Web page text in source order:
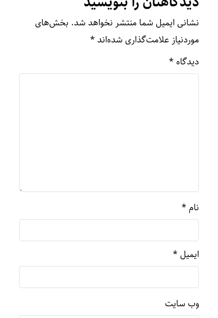
نشانی ایمیل شما منتشر نخواهد شد. بخش‌های
موردنیاز علامت‌گذاری شده‌اند *
دیدگاه *
نام *
ایمیل *
وب‌ سایت